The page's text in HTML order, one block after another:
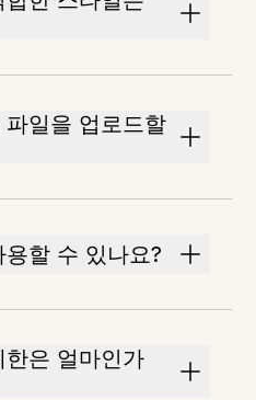
일을 업로드할
할 수 있나요?
은 얼마인가